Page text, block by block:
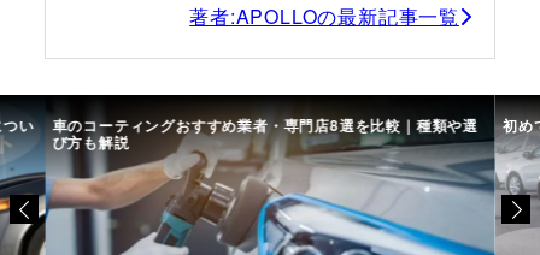
著者:APOLLOの最新記事一覧
い 車のコーティングおすすめ業者・専門店8選を比較｜種類や選
び方も解説
初め